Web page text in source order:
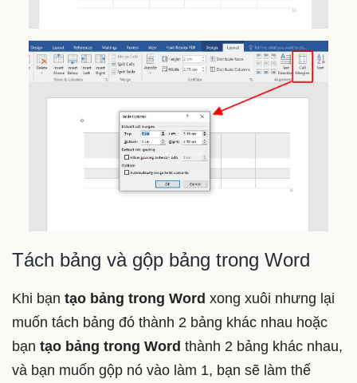
Tách bảng và gộp bảng trong Word
Khi bạn tạo bảng trong Word xong xuôi nhưng lại
muốn tách bảng đó thành 2 bảng khác nhau hoặc
bạn tạo bảng trong Word thành 2 bảng khác nhau,
và bạn muốn gộp nó vào làm 1, bạn sẽ làm thế